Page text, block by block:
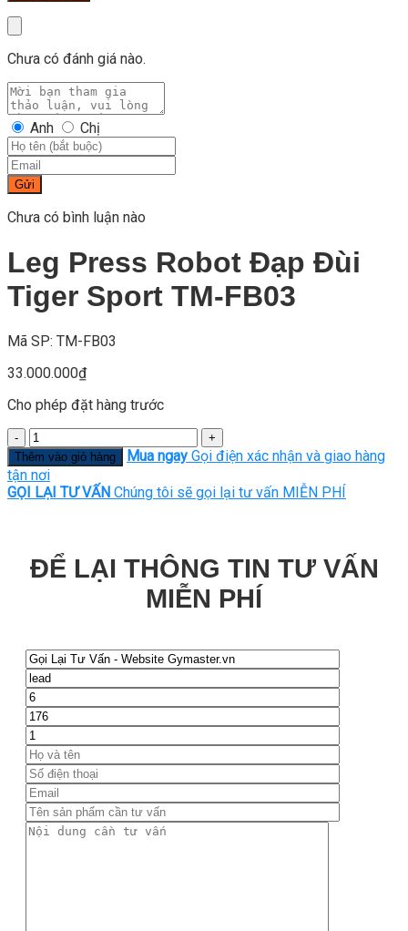
Chưa có đánh giá nào.
Anh Chị
Gửi
Chưa có bình luận nào
Leg Press Robot Đạp Đùi
Tiger Sport TM-FB03
Mã SP: TM-FB03
33.000.000₫
Cho phép đặt hàng trước
Số
lượng
Thêm vào giỏ hàng Mua ngay Gọi điện xác nhận và giao hàng
tận nơi
GỌI LẠI TƯ VẤN Chúng tôi sẽ gọi lại tư vấn MIỄN PHÍ
ĐỂ LẠI THÔNG TIN TƯ VẤN
MIỄN PHÍ